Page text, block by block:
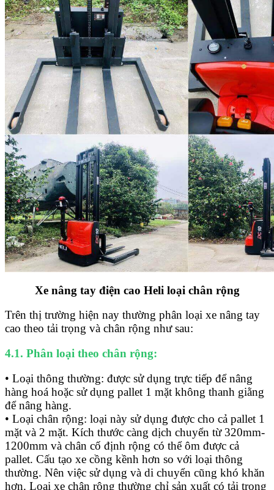
Xe nâng tay điện cao Heli loại chân rộng
Trên thị trường hiện nay thường phân loại xe nâng tay
cao theo tải trọng và chân rộng như sau:
4.1. Phân loại theo chân rộng:
• Loại thông thường: được sử dụng trực tiếp để nâng
hàng hoá hoặc sử dụng pallet 1 mặt không thanh giằng
để nâng hàng.
• Loại chân rộng: loại này sử dụng được cho cả pallet 1
mặt và 2 mặt. Kích thước càng dịch chuyển từ 320mm-
1200mm và chân cố định rộng có thể ôm được cả
pallet. Cấu tạo xe cồng kềnh hơn so với loại thông
thường. Nên việc sử dụng và di chuyển cũng khó khăn
hơn. Loại xe chân rộng thường chỉ sản xuất có tải trọng